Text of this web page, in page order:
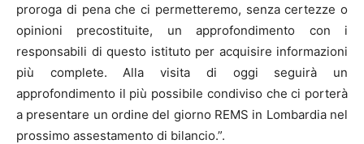
proroga di pena che ci permetteremo, senza certezze o
opinioni precostituite, un approfondimento con i
responsabili di questo istituto per acquisire informazioni
più complete. Alla visita di oggi seguirà un
approfondimento il più possibile condiviso che ci porterà
a presentare un ordine del giorno REMS in Lombardia nel
prossimo assestamento di bilancio.”.